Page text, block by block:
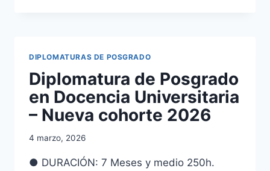
CURSAR
DIPLOMATURA
Y
MAESTRÍA
DOCENCIA
DIPLOMATURAS DE POSGRADO
Diplomatura de Posgrado
en Docencia Universitaria
– Nueva cohorte 2026
4 marzo, 2026
● DURACIÓN: 7 Meses y medio 250h.